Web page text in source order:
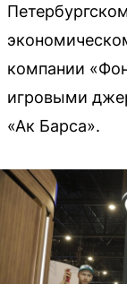
компании
игровыми
«Ак Барса».